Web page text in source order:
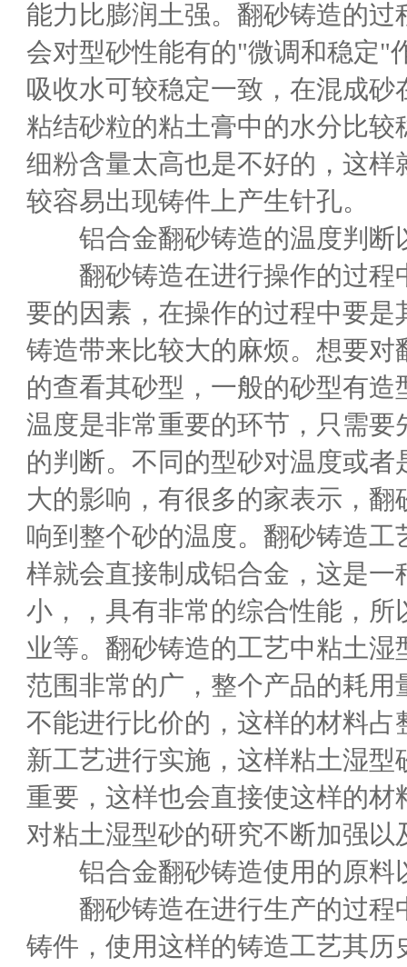
能力比膨润土强。翻砂铸造的
会对型砂性能有的"微调和稳定"
吸收水可较稳定一致，在混成
粘结砂粒的粘土膏中的水分比
细粉含量太高也是不好的，这
较容易出现铸件上产生针孔。
铝合金翻砂铸造的温度判断
翻砂铸造在进行操作的过程
要的因素，在操作的过程中要
铸造带来比较大的麻烦。想要
的查看其砂型，一般的砂型有
温度是非常重要的环节，只需
的判断。不同的型砂对温度或
大的影响，有很多的家表示，
响到整个砂的温度。翻砂铸造
样就会直接制成铝合金，这是
小，，具有非常的综合性能，
业等。翻砂铸造的工艺中粘土
范围非常的广，整个产品的耗
不能进行比价的，这样的材料
新工艺进行实施，这样粘土湿
重要，这样也会直接使这样的
对粘土湿型砂的研究不断加强以
铝合金翻砂铸造使用的原料
翻砂铸造在进行生产的过程
铸件，使用这样的铸造工艺其